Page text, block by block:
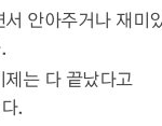
안아주거나 재미
는 다 끝났다고
.